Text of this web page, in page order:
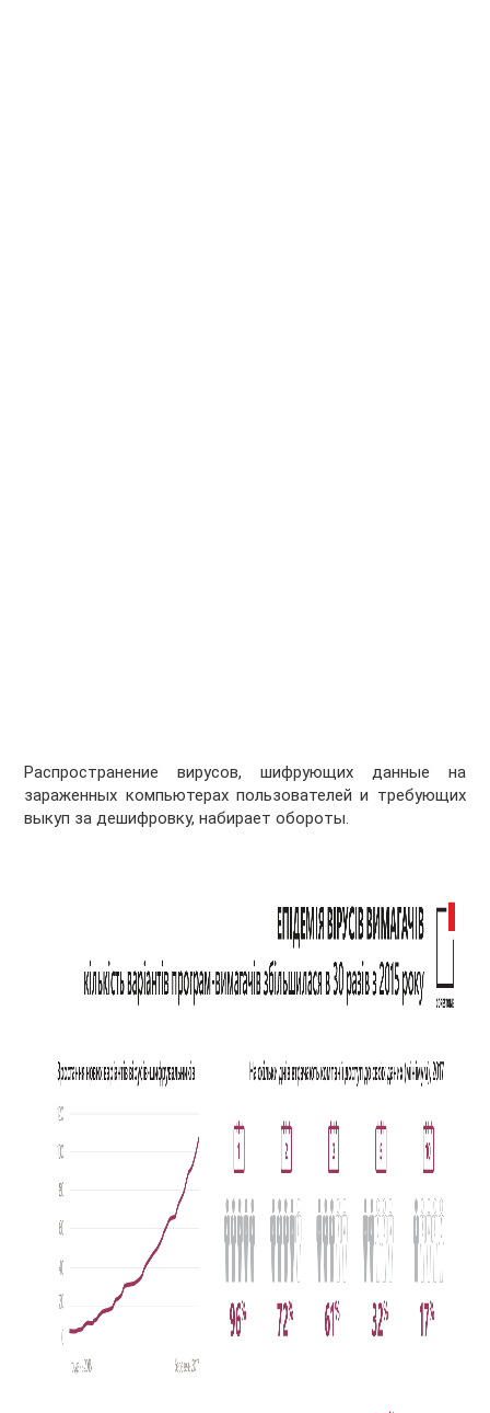
Распространение вирусов, шифрующих данные на
зараженных компьютерах пользователей и требующих
выкуп за дешифровку, набирает обороты.